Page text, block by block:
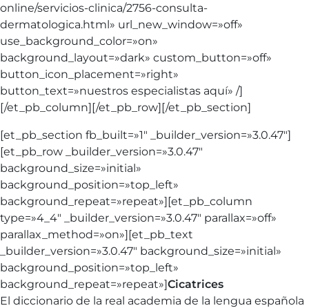
online/servicios-clinica/2756-consulta-
dermatologica.html» url_new_window=»off»
use_background_color=»on»
background_layout=»dark» custom_button=»off»
button_icon_placement=»right»
button_text=»nuestros especialistas aquí» /]
[/et_pb_column][/et_pb_row][/et_pb_section]
[et_pb_section fb_built=»1″ _builder_version=»3.0.47″]
[et_pb_row _builder_version=»3.0.47″
background_size=»initial»
background_position=»top_left»
background_repeat=»repeat»][et_pb_column
type=»4_4″ _builder_version=»3.0.47″ parallax=»off»
parallax_method=»on»][et_pb_text
_builder_version=»3.0.47″ background_size=»initial»
background_position=»top_left»
background_repeat=»repeat»]Cicatrices
El diccionario de la real academia de la lengua española